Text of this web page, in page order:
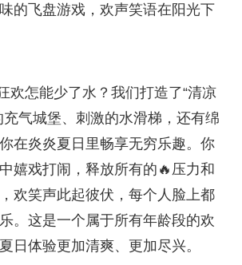
的飞盘游戏，欢声笑语在阳光下
欢怎能少了水？我们打造了“清凉
充气城堡、刺激的水滑梯，还有绵
在炎炎夏日里畅享无穷乐趣。你
嬉戏打闹，释放所有的🔥压力和
欢笑声此起彼伏，每个人脸上都
。这是一个属于所有年龄段的欢
日体验更加清爽、更加尽兴。